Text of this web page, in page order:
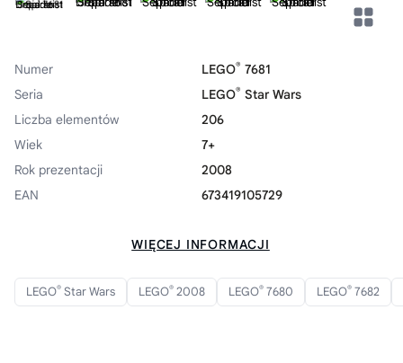
Numer LEGO® 7681
Seria
LEGO® Star Wars
Liczba elementów
206
Wiek
7+
Rok prezentacji
2008
EAN
673419105729
WIĘCEJ INFORMACJI
LEGO® Star Wars LEGO® 2008 LEGO® 7680 LEGO® 7682